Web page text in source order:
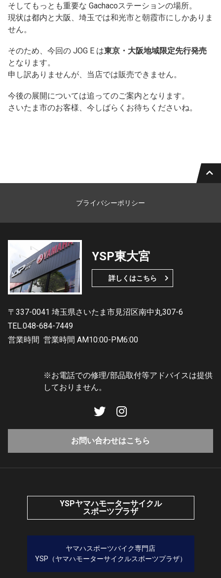
そしてもっとも重要な Gachacoステーションの場所。
現状は都内と大阪、埼玉では和光市と朝霞市にしかありま
せん。
そのため、今回の JOG E は東京・大阪地域限定先行発売
となります。
申し訳ありませんが、当店では販売できません。
今後の展開については追ってのご案内となります。
さいたま市のお客様、今しばらくお待ちくださいね。
プライバシーポリシー
YSP東大宮
詳しくはこちら
〒337-0041 埼玉県さいたま市見沼区南中丸307-6
TEL.048-684-7449
営業時間 営業時間 AM10:00-PM6:00
※お電話での修理/部品取付等アドバイスは提供
しておりません。
お問い合わせはこちら
YSPヤマハモーターサイクル
スポーツプラザ
ヤマハスポーツバイク専門店
YSP（ヤマハモーターサイクルスポーツプラザ）